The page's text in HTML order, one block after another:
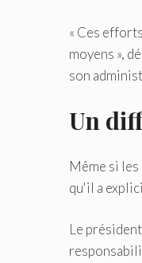
« Ces
moyens »,
son
Un
Même si
qu'il a
Le